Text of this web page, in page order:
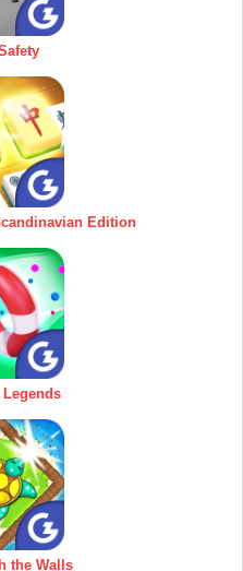
Edition
the Walls